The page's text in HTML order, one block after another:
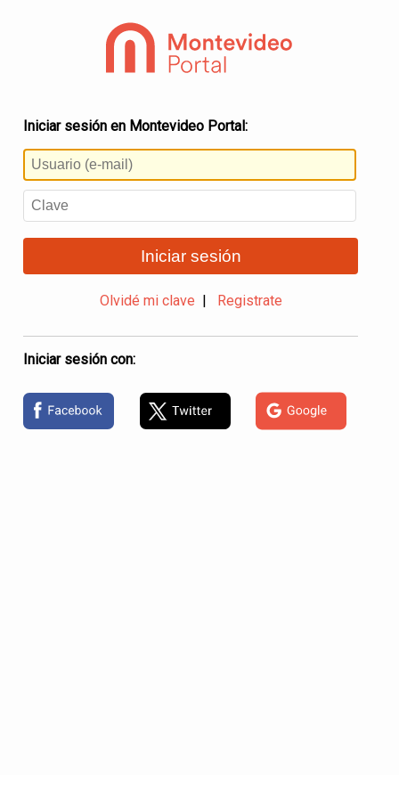
Iniciar sesión en Montevideo Portal:
Iniciar sesión
Olvidé mi clave Registrate
Iniciar sesión con: